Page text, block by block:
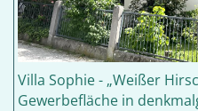
Villa Sophie - „Weißer
Gewerbefläche in